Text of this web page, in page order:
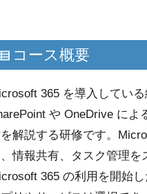
コース概要
365 を導入してい
や OneDrive によ
解説する研修です。
情報共有、タスク管理を
365 の利用を開始